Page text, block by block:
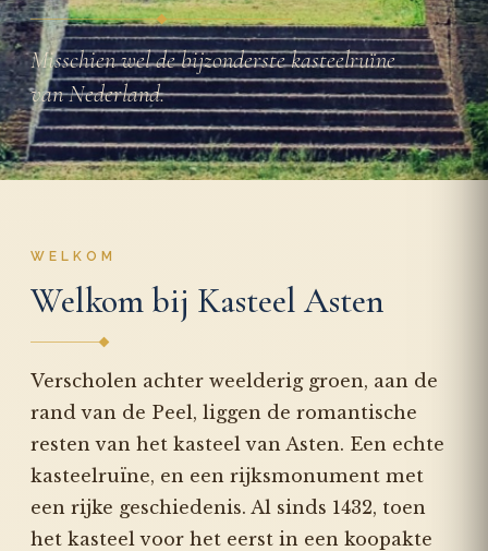
Misschien wel de bijzonderste kasteelruïne
van Nederland.
WELKOM
Welkom bij Kasteel Asten
Verscholen achter weelderig groen, aan de
rand van de Peel, liggen de romantische
resten van het kasteel van Asten. Een echte
kasteelruïne, en een rijksmonument met
een rijke geschiedenis. Al sinds 1432, toen
het kasteel voor het eerst in een koopakte